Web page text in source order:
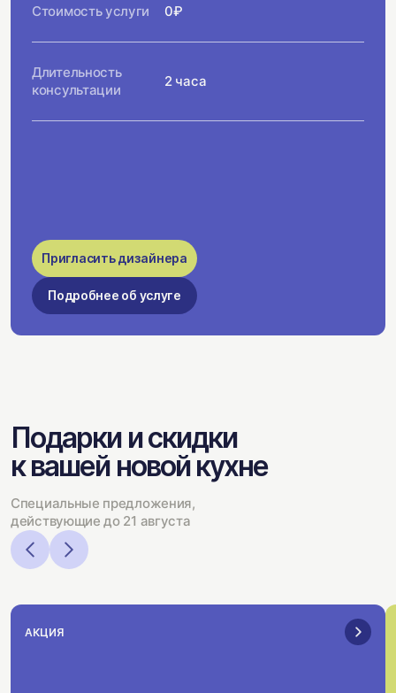
Стоимость услуги 0₽
Длительность
консультации
2 часа
Пригласить дизайнера
Подробнее об услуге
Подарки и скидки
к вашей новой кухне
Специальные предложения,
действующие до 21 августа
АКЦИЯ